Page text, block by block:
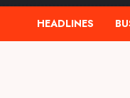
HEADLINES